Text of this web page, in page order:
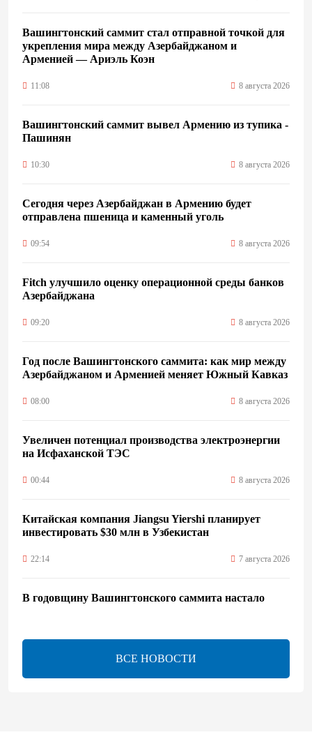
Вашингтонский саммит стал отправной точкой для
укрепления мира между Азербайджаном и
Арменией — Ариэль Коэн
11:08 8 августа 2026
Вашингтонский саммит вывел Армению из тупика -
Пашинян
10:30 8 августа 2026
Сегодня через Азербайджан в Армению будет
отправлена пшеница и каменный уголь
09:54 8 августа 2026
Fitch улучшило оценку операционной среды банков
Азербайджана
09:20 8 августа 2026
Год после Вашингтонского саммита: как мир между
Азербайджаном и Арменией меняет Южный Кавказ
08:00 8 августа 2026
Увеличен потенциал производства электроэнергии
на Исфаханской ТЭС
00:44 8 августа 2026
Китайская компания Jiangsu Yiershi планирует
инвестировать $30 млн в Узбекистан
22:14 7 августа 2026
В годовщину Вашингтонского саммита настало
ВСЕ НОВОСТИ